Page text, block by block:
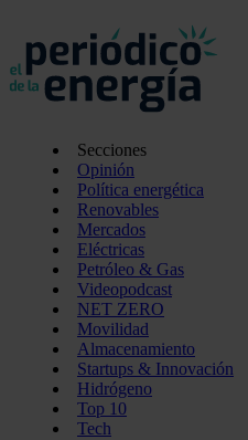
Secciones
Opinión
Política energética
Renovables
Mercados
Eléctricas
Petróleo & Gas
Videopodcast
NET ZERO
Movilidad
Almacenamiento
Startups & Innovación
Hidrógeno
Top 10
Tech